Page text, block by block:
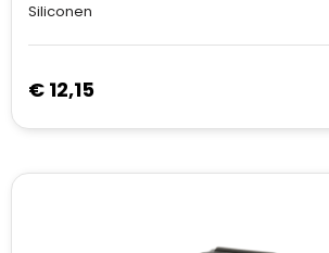
Siliconen
€ 12,15